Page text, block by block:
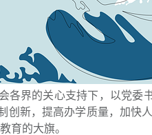
各界的关心支持下，以党委
创新，提高办学质量，加快
育的大旗。